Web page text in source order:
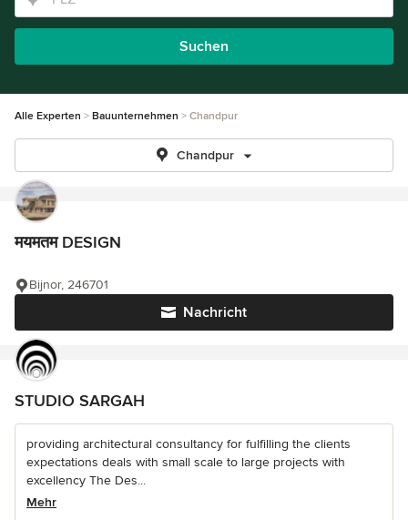
Suchen
Alle Experten Bauunternehmen Chandpur
Chandpur
मयमतम DESIGN
Nachricht
Bijnor, 246701
STUDIO SARGAH
providing architectural consultancy for fulfilling the clients
expectations deals with small scale to large projects with
excellency The Des...
Mehr